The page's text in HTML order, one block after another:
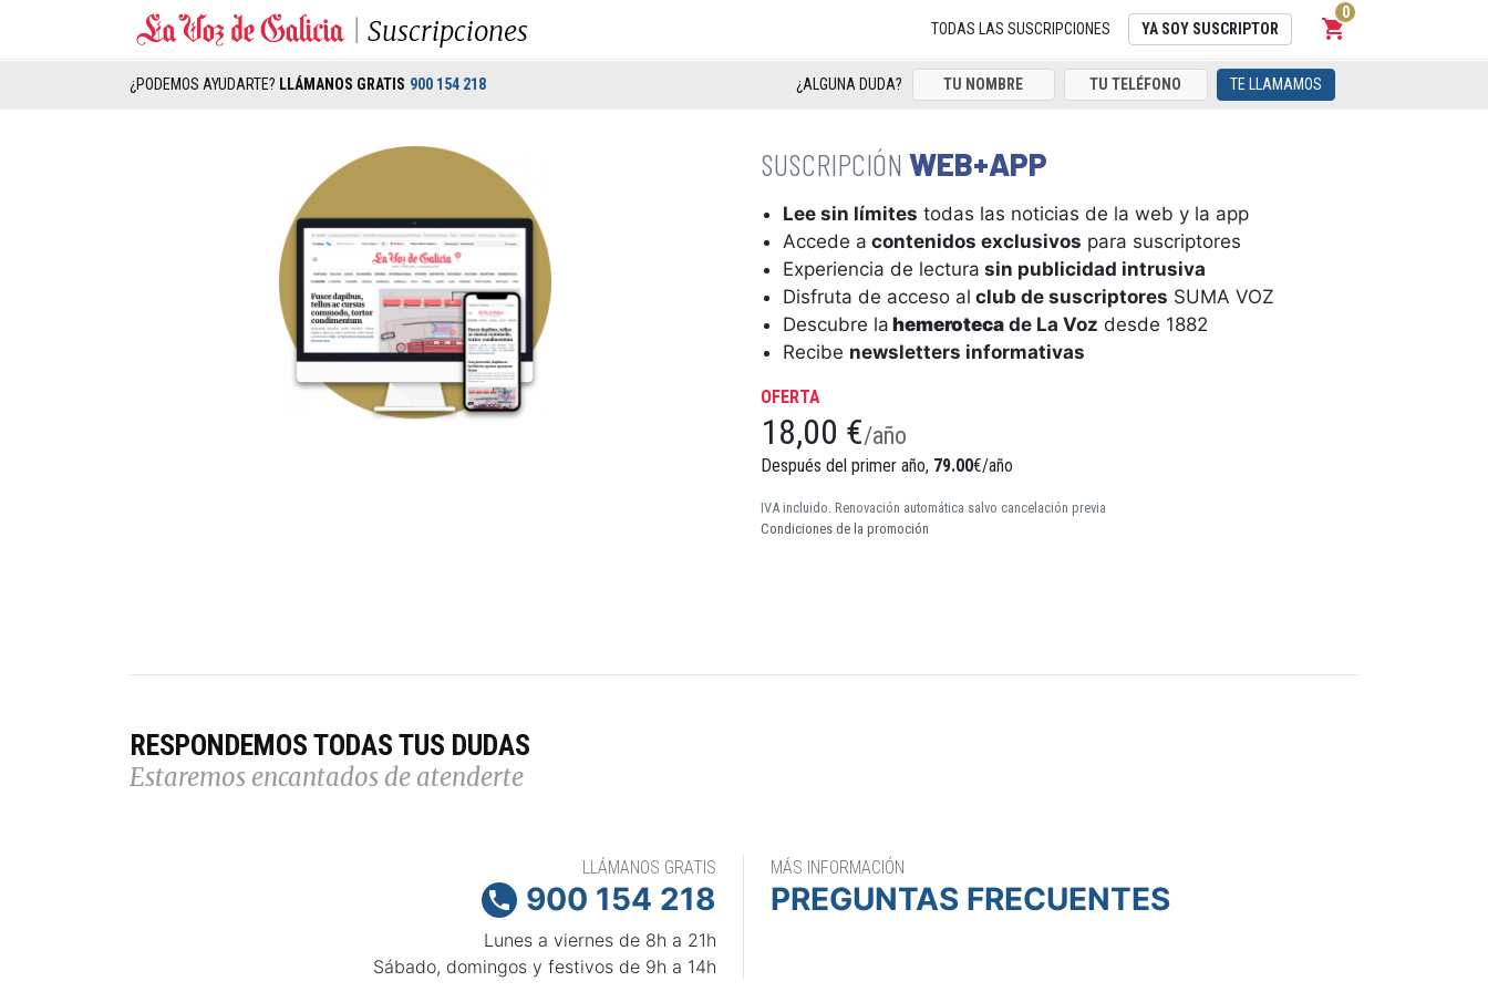
Suscripciones TODAS LAS SUSCRIPCIONES YA SOY SUSCRIPTOR shopping_cart
Carrito
0
¿PODEMOS AYUDARTE? LLÁMANOS GRATIS 900 154 218 ¿ALGUNA DUDA? TE LLAMAMOS
WEB+APP
Lee sin límites todas las noticias de la web y la app
Accede a contenidos exclusivos para suscriptores
Experiencia de lectura sin publicidad intrusiva
Disfruta de acceso al club de suscriptores SUMA VOZ
Descubre la hemeroteca de La Voz desde 1882
Recibe newsletters informativas
OFERTA
18,00 €/año
Después del primer año, 79.00€/año
IVA incluido. Renovación automática salvo cancelación previa
Condiciones de la promoción
RESPONDEMOS TODAS TUS DUDAS
Estaremos encantados de atenderte
LLÁMANOS GRATIS
 900 154 218
Lunes a viernes de 8h a 21h
Sábado, domingos y festivos de 9h a 14h
MÁS INFORMACIÓN
PREGUNTAS FRECUENTES